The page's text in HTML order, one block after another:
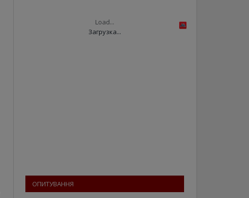
Load...
Загрузка...
ОПИТУВАННЯ